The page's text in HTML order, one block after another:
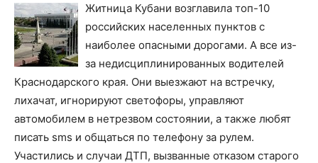
Житница Кубани возглавила топ-10
российских населенных пунктов с
наиболее опасными дорогами. А все из-
за недисциплинированных водителей
Краснодарского края. Они выезжают на встречку,
лихачат, игнорируют светофоры, управляют
автомобилем в нетрезвом состоянии, а также любят
писать sms и общаться по телефону за рулем.
Участились и случаи ДТП, вызванные отказом старого